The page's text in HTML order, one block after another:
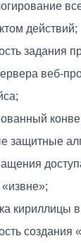
действий;
задания
веб-
защитные
кириллицы
создания